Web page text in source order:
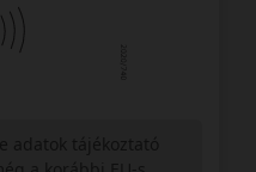
tájékoztató